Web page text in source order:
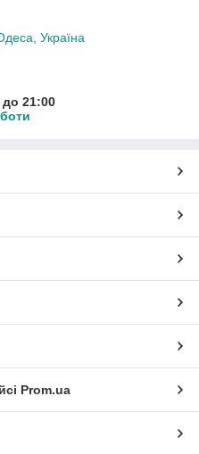
Україна
до 21:00
Prom.ua